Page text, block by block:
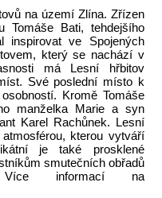
na území Zlína. Zřízen
Bati, tehdejšího
inspirovat ve Spojených
který se nachází v
má Lesní hřbitov
Své poslední místo k
Kromě Tomáše
manželka Marie a syn
Karel Rachůnek. Lesní
kterou vytváří
je také prosklené
smutečních obřadů
informací na